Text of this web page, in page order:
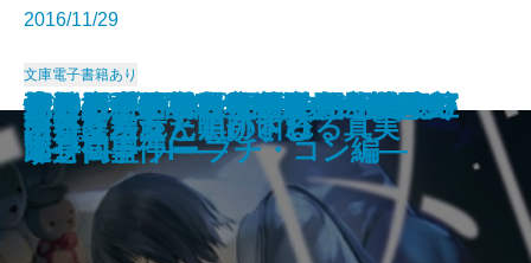
青年のための読書クラブ
ケーキ王子の名推理(スペシャリ
テ)2
シマイチ古道具商―春夏冬人情も
のがたり―
天久鷹央の推理カルテⅤ―神秘の
セラピスト―
女王のポーカー―ダイヤのエース
はそこにあるのか―
妖怪博士―私立探偵 明智小五郎―
グッドモーニング
少年探偵団―私立探偵 明智小五郎
―
女王のポーカー
泣くなブタカン！～池谷美咲の演
劇部日誌～
2016/11/29
文庫電子書籍あり
凶器は壊れた黒の叫び
青の数学2―ユークリッド・エク
スプローラー―
怪人二十面相―私立探偵 明智小五
郎―
謎好き乙女と明かされる真実
十年交差点
死神もたまには間違えるもので
す。
向日葵ちゃん追跡する
幻影の手術室―天久鷹央の事件カ
ルテ―
バリ3探偵 圏内ちゃん―凸撃忌女
即身仏事件―
池袋カジノ特区 UNOで七億取り
返せ同盟 I―プチ・コン編―